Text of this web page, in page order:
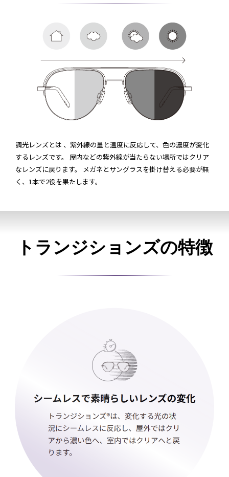
調光レンズとは 、紫外線の量と温度に反応して、色の濃度が変化
するレンズです。 屋内などの紫外線が当たらない場所ではクリア
なレンズに戻ります。 メガネとサングラスを掛け替える必要が無
く、1本で2役を果たします。
トランジションズの特徴